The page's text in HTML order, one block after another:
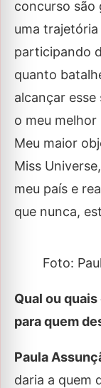
concurso são
uma
participando
quanto
alcançar
o meu
Meu maior
Miss
meu país e
que nunca,
Foto:
Qual ou
para quem
Paula
daria a quem